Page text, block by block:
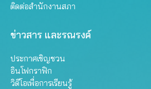
ติดต่อสำนักงานสภา
ข่าวสาร และรณรงค์
ประกาศเชิญชวน
อินโฟกราฟิก
วิดีโอเพื่อการเรียนรู้